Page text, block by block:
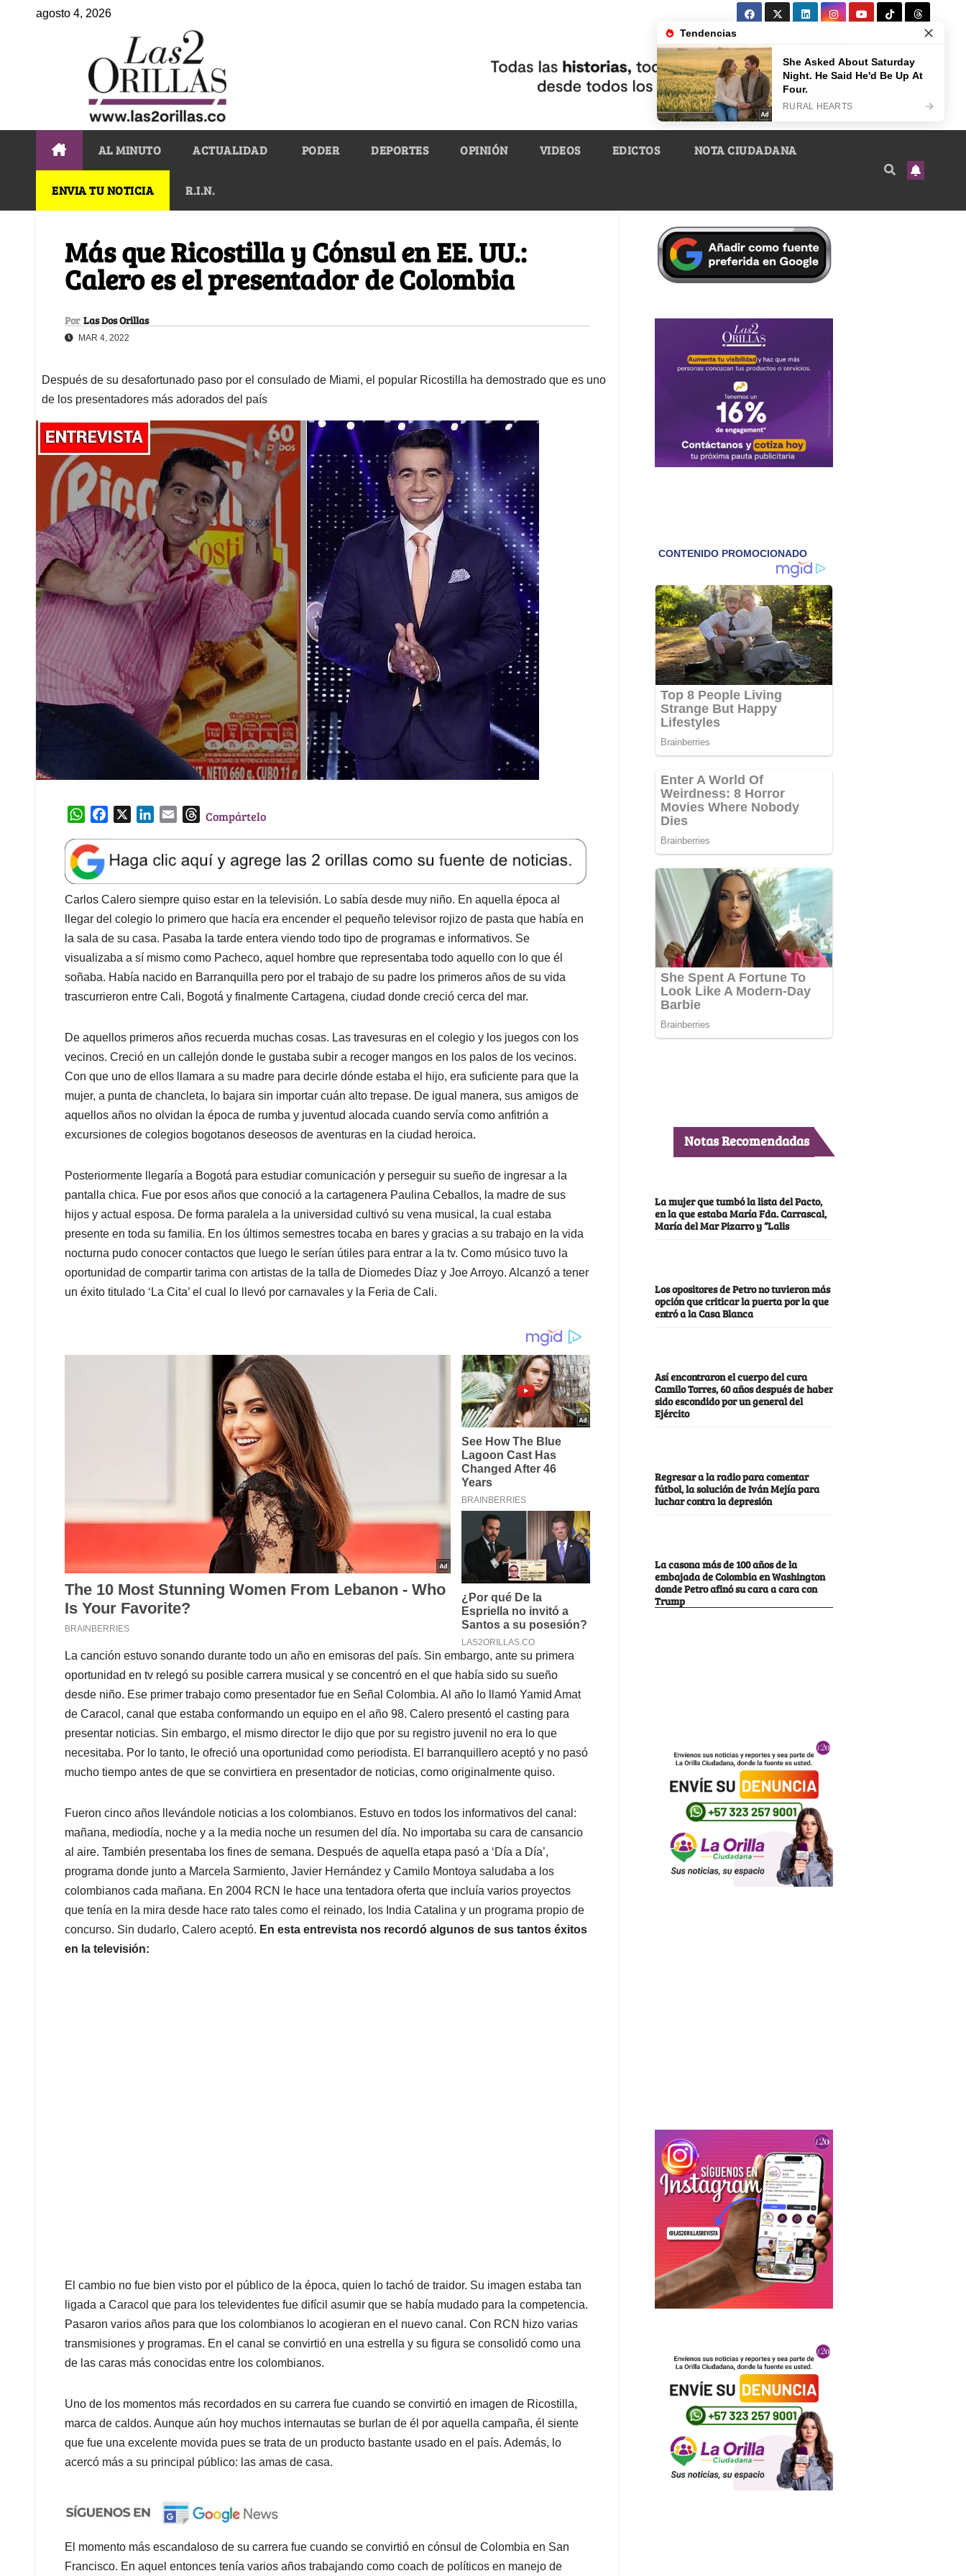
agosto 4, 2026
AL MINUTO ACTUALIDAD PODER DEPORTES OPINIÓN VIDEOS EDICTOS NOTA CIUDADANA
ENVIA TU NOTICIA R.I.N.
Más que Ricostilla y Cónsul en EE. UU.:
Calero es el presentador de Colombia
Por Las Dos Orillas
MAR 4, 2022
Después de su desafortunado paso por el consulado de Miami, el popular Ricostilla ha demostrado que es uno
de los presentadores más adorados del país
W
a
t
s
A
p
p
e
b
o
o
k
k
e
d
I
n
l
T
e
a
d
s
Compártelo
Carlos Calero siempre quiso estar en la televisión. Lo sabía desde muy niño. En aquella época al
llegar del colegio lo primero que hacía era encender el pequeño televisor rojizo de pasta que había en
la sala de su casa. Pasaba la tarde entera viendo todo tipo de programas e informativos. Se
visualizaba a sí mismo como Pacheco, aquel hombre que representaba todo aquello con lo que él
soñaba. Había nacido en Barranquilla pero por el trabajo de su padre los primeros años de su vida
trascurrieron entre Cali, Bogotá y finalmente Cartagena, ciudad donde creció cerca del mar.
De aquellos primeros años recuerda muchas cosas. Las travesuras en el colegio y los juegos con los
vecinos. Creció en un callejón donde le gustaba subir a recoger mangos en los palos de los vecinos.
Con que uno de ellos llamara a su madre para decirle dónde estaba el hijo, era suficiente para que la
mujer, a punta de chancleta, lo bajara sin importar cuán alto trepase. De igual manera, sus amigos de
aquellos años no olvidan la época de rumba y juventud alocada cuando servía como anfitrión a
excursiones de colegios bogotanos deseosos de aventuras en la ciudad heroica.
Posteriormente llegaría a Bogotá para estudiar comunicación y perseguir su sueño de ingresar a la
pantalla chica. Fue por esos años que conoció a la cartagenera Paulina Ceballos, la madre de sus
hijos y actual esposa. De forma paralela a la universidad cultivó su vena musical, la cual estaba
presente en toda su familia. En los últimos semestres tocaba en bares y gracias a su trabajo en la vida
nocturna pudo conocer contactos que luego le serían útiles para entrar a la tv. Como músico tuvo la
oportunidad de compartir tarima con artistas de la talla de Diomedes Díaz y Joe Arroyo. Alcanzó a tener
un éxito titulado ‘La Cita’ el cual lo llevó por carnavales y la Feria de Cali.
La canción estuvo sonando durante todo un año en emisoras del país. Sin embargo, ante su primera
oportunidad en tv relegó su posible carrera musical y se concentró en el que había sido su sueño
desde niño. Ese primer trabajo como presentador fue en Señal Colombia. Al año lo llamó Yamid Amat
de Caracol, canal que estaba conformando un equipo en el año 98. Calero presentó el casting para
presentar noticias. Sin embargo, el mismo director le dijo que por su registro juvenil no era lo que
necesitaba. Por lo tanto, le ofreció una oportunidad como periodista. El barranquillero aceptó y no pasó
mucho tiempo antes de que se convirtiera en presentador de noticias, como originalmente quiso.
Fueron cinco años llevándole noticias a los colombianos. Estuvo en todos los informativos del canal:
mañana, mediodía, noche y a la media noche un resumen del día. No importaba su cara de cansancio
al aire. También presentaba los fines de semana. Después de aquella etapa pasó a ‘Día a Día’,
programa donde junto a Marcela Sarmiento, Javier Hernández y Camilo Montoya saludaba a los
colombianos cada mañana. En 2004 RCN le hace una tentadora oferta que incluía varios proyectos
que tenía en la mira desde hace rato tales como el reinado, los India Catalina y un programa propio de
concurso. Sin dudarlo, Calero aceptó. En esta entrevista nos recordó algunos de sus tantos éxitos
en la televisión:
El cambio no fue bien visto por el público de la época, quien lo tachó de traidor. Su imagen estaba tan
ligada a Caracol que para los televidentes fue difícil asumir que se había mudado para la competencia.
Pasaron varios años para que los colombianos lo acogieran en el nuevo canal. Con RCN hizo varias
transmisiones y programas. En el canal se convirtió en una estrella y su figura se consolidó como una
de las caras más conocidas entre los colombianos.
Uno de los momentos más recordados en su carrera fue cuando se convirtió en imagen de Ricostilla,
marca de caldos. Aunque aún hoy muchos internautas se burlan de él por aquella campaña, él siente
que fue una excelente movida pues se trata de un producto bastante usado en el país. Además, lo
acercó más a su principal público: las amas de casa.
El momento más escandaloso de su carrera fue cuando se convirtió en cónsul de Colombia en San
Francisco. En aquel entonces tenía varios años trabajando como coach de políticos en manejo de
Notas Recomendadas
La mujer que tumbó la lista del Pacto,
en la que estaba María Fda. Carrascal,
María del Mar Pizarro y “Lalis
Los opositores de Petro no tuvieron más
opción que criticar la puerta por la que
entró a la Casa Blanca
Así encontraron el cuerpo del cura
Camilo Torres, 60 años después de haber
sido escondido por un general del
Ejército
Regresar a la radio para comentar
fútbol, la solución de Iván Mejía para
luchar contra la depresión
La casona más de 100 años de la
embajada de Colombia en Washington
donde Petro afinó su cara a cara con
Trump